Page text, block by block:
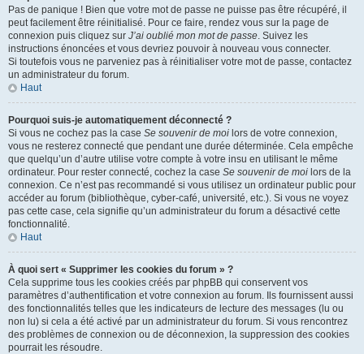
Pas de panique ! Bien que votre mot de passe ne puisse pas être récupéré, il
peut facilement être réinitialisé. Pour ce faire, rendez vous sur la page de
connexion puis cliquez sur J’ai oublié mon mot de passe. Suivez les
instructions énoncées et vous devriez pouvoir à nouveau vous connecter.
Si toutefois vous ne parveniez pas à réinitialiser votre mot de passe, contactez
un administrateur du forum.
Haut
Pourquoi suis-je automatiquement déconnecté ?
Si vous ne cochez pas la case Se souvenir de moi lors de votre connexion,
vous ne resterez connecté que pendant une durée déterminée. Cela empêche
que quelqu’un d’autre utilise votre compte à votre insu en utilisant le même
ordinateur. Pour rester connecté, cochez la case Se souvenir de moi lors de la
connexion. Ce n’est pas recommandé si vous utilisez un ordinateur public pour
accéder au forum (bibliothèque, cyber-café, université, etc.). Si vous ne voyez
pas cette case, cela signifie qu’un administrateur du forum a désactivé cette
fonctionnalité.
Haut
À quoi sert « Supprimer les cookies du forum » ?
Cela supprime tous les cookies créés par phpBB qui conservent vos
paramètres d’authentification et votre connexion au forum. Ils fournissent aussi
des fonctionnalités telles que les indicateurs de lecture des messages (lu ou
non lu) si cela a été activé par un administrateur du forum. Si vous rencontrez
des problèmes de connexion ou de déconnexion, la suppression des cookies
pourrait les résoudre.